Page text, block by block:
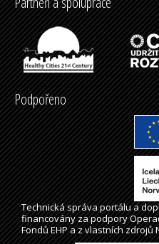
Podpořeno
Technická správaportálua
financovány za podpory
Fondů EHP a z vlastních zdrojů